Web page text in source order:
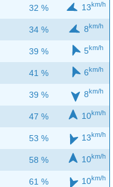
32 % 13km/h
34 % 8km/h
39 % 5km/h
41 % 6km/h
39 % 8km/h
47 % 10km/h
53 % 13km/h
58 % 10km/h
61 % 10km/h